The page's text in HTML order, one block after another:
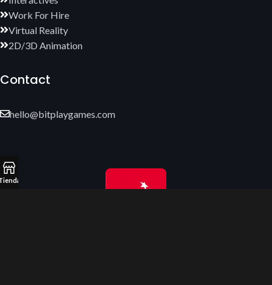
Work For Hire
Virtual Reality
2D/3D Animation
Contact
hello@bitplaygames.com